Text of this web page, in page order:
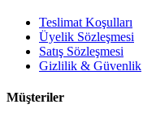
Teslimat Koşulları
Üyelik Sözleşmesi
Satış Sözleşmesi
Gizlilik & Güvenlik
Müşteriler